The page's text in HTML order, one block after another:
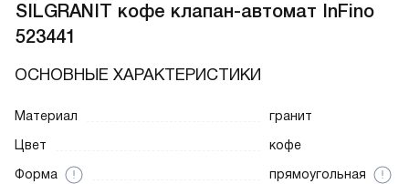
SILGRANIT кофе клапан-автомат InFino
523441
ОСНОВНЫЕ ХАРАКТЕРИСТИКИ
Материал
гранит
Цвет
кофе
Форма
прямоугольная